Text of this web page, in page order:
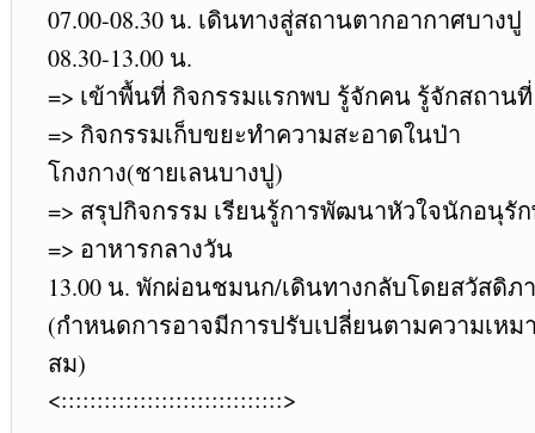
07.00-08.30 น. เดินทางสู่สถานตากอากาศบางปู
08.30-13.00 น.
=> เข้าพื้นที่ กิจกรรมแรกพบ รู้จักคน รู้จักสถานที่
=> กิจกรรมเก็บขยะทำความสะอาดในป่า
โกงกาง(ชายเลนบางปู)
=> สรุปกิจกรรม เรียนรู้การพัฒนาหัวใจนักอนุรั
=> อาหารกลางวัน
13.00 น. พักผ่อนชมนก/เดินทางกลับโดยสวัสดิภ
(กำหนดการอาจมีการปรับเปลี่ยนตามความเหม
สม)
<:::::::::::::::::::::::::::::::>